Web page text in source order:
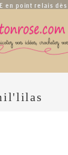
en point relais